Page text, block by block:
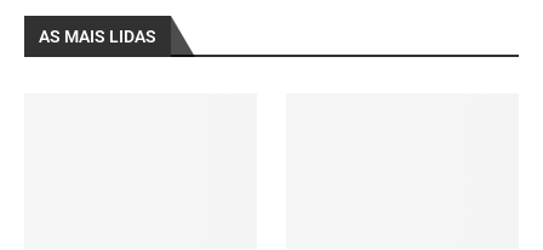
AS MAIS LIDAS